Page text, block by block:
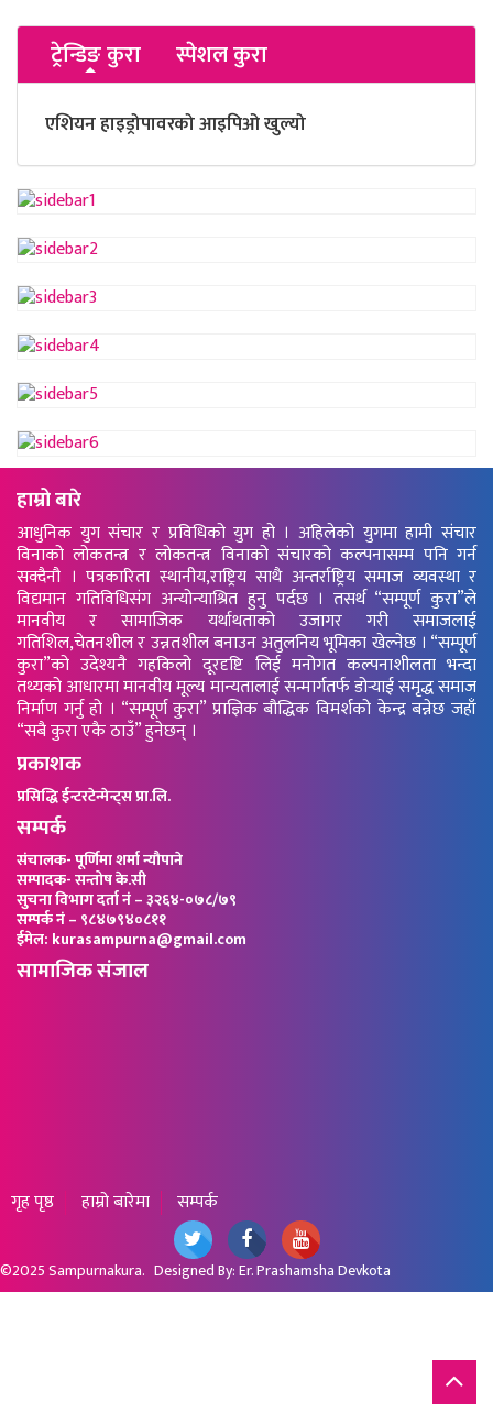
ट्रेन्डिङ कुरा स्पेशल कुरा
एशियन हाइड्रोपावरको आइपिओ खुल्यो
हाम्रो बारे
आधुनिक युग संचार र प्रविधिको युग हो । अहिलेको युगमा हामी संचार
विनाको लोकतन्त्र र लोकतन्त्र विनाको संचारको कल्पनासम्म पनि गर्न
सक्दैनौ । पत्रकारिता स्थानीय,राष्ट्रिय साथै अन्तर्राष्ट्रिय समाज व्यवस्था र
विद्यमान गतिविधिसंग अन्योन्याश्रित हुनु पर्दछ । तसर्थ “सम्पूर्ण कुरा”ले
मानवीय र सामाजिक यर्थाथताको उजागर गरी समाजलाई
गतिशिल,चेतनशील र उन्नतशील बनाउन अतुलनिय भूमिका खेल्नेछ । “सम्पूर्ण
कुरा”को उदेश्यनै गहकिलो दूरदृष्टि लिई मनोगत कल्पनाशीलता भन्दा
तथ्यको आधारमा मानवीय मूल्य मान्यतालाई सन्मार्गतर्फ डोर्‍याई समृद्ध समाज
निर्माण गर्नु हो । “सम्पूर्ण कुरा” प्राज्ञिक बौद्धिक विमर्शको केन्द्र बन्नेछ जहाँ
“सबै कुरा एकै ठाउँ” हुनेछन् ।
प्रकाशक
प्रसिद्धि ईन्टरटेन्मेन्ट्स प्रा.लि.
सम्पर्क
संचालक- पूर्णिमा शर्मा न्यौपाने
सम्पादक- सन्तोष के.सी
सुचना विभाग दर्ता नं – ३२६४-०७८/७९
सम्पर्क नं – ९८४७९४०८११
ईमेल: kurasampurna@gmail.com
सामाजिक संजाल
गृह पृष्ठ हाम्रो बारेमा सम्पर्क
©2025Sampurnakura. Designed By:Er. Prashamsha Devkota